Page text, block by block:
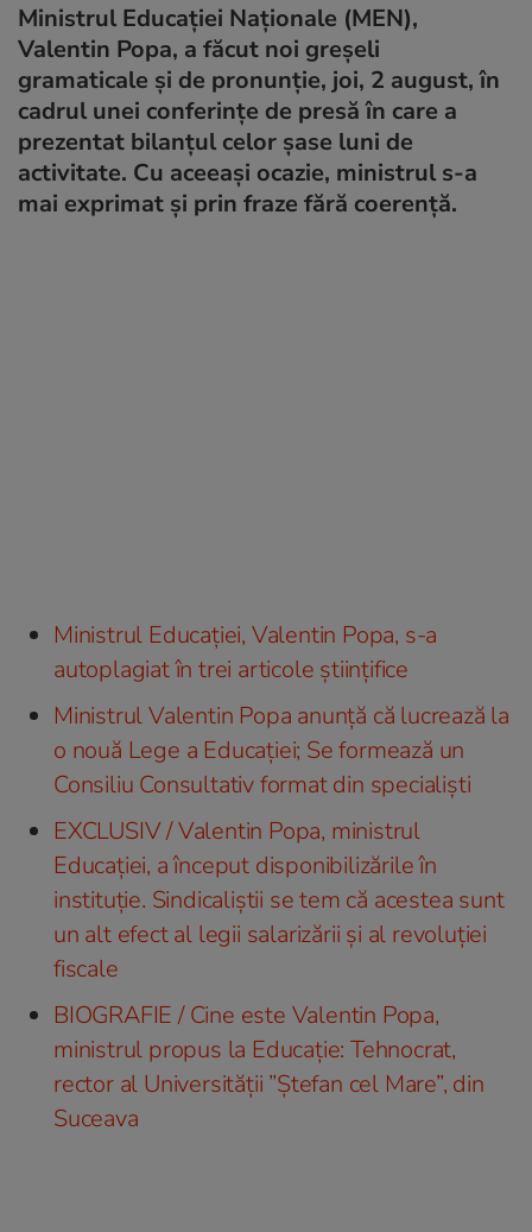
Ministrul Educației Naționale (MEN),
Valentin Popa, a făcut noi greșeli
gramaticale și de pronunție, joi, 2 august, în
cadrul unei conferinţe de presă în care a
prezentat bilanțul celor șase luni de
activitate. Cu aceeași ocazie, ministrul s-a
mai exprimat și prin fraze fără coerență.
Ministrul Educației, Valentin Popa, s-a
autoplagiat în trei articole științifice
Ministrul Valentin Popa anunță că lucrează la
o nouă Lege a Educației; Se formează un
Consiliu Consultativ format din specialiști
EXCLUSIV / Valentin Popa, ministrul
Educației, a început disponibilizările în
instituție. Sindicaliștii se tem că acestea sunt
un alt efect al legii salarizării și al revoluției
fiscale
BIOGRAFIE / Cine este Valentin Popa,
ministrul propus la Educație: Tehnocrat,
rector al Universităţii ”Ştefan cel Mare”, din
Suceava